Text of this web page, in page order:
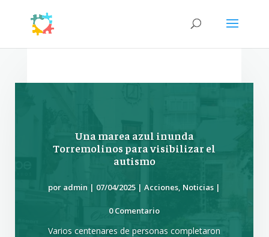
Una marea azul inunda
Torremolinos para visibilizar el
autismo
por admin | 07/04/2025 | Acciones, Noticias |
0 Comentario
Varios centenares de personas completaron